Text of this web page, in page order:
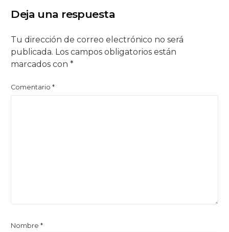
Deja una respuesta
Tu dirección de correo electrónico no será
publicada. Los campos obligatorios están
marcados con*
Comentario*
Nombre*